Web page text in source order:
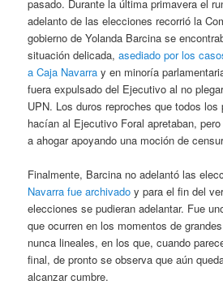
pasado. Durante la última primavera el
adelanto de las elecciones recorrió la
gobierno de Yolanda Barcina se
situación delicada,asediado por los
a Caja Navarra y en minoría
fuera expulsado del Ejecutivo al no
UPN. Los duros reproches que todos
hacían al Ejecutivo Foral apretaban,
a ahogar apoyando una moción de
Finalmente, Barcina no adelantó las
Navarra fue archivado y para el fin del
elecciones se pudieran adelantar. Fue
que ocurren en los momentos de
nunca lineales, en los que, cuando
final, de pronto se observa que aún
alcanzar cumbre.